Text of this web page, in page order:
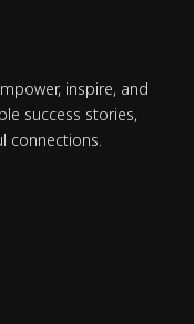
inspire, and
success stories,
connections.